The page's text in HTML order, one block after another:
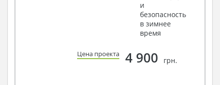
и
безопасность
в зимнее
время
Цена проекта 4 900 грн.